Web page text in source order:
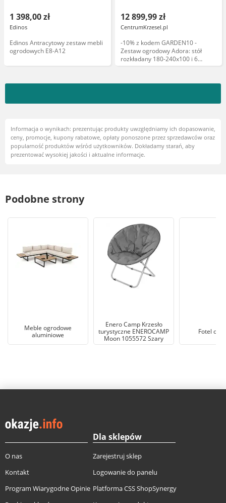
1 398,00 zł
Edinos
Edinos Antracytowy zestaw mebli
ogrodowych E8-A12
12 899,99 zł
CentrumKrzesel.pl
-10% z kodem GARDEN10 -
Zestaw ogrodowy Adora: stół
rozkładany 180-240x100 i 6
krzeseł
Informacja o wynikach: prezentując produkty uwzględniamy ich dopasowanie,
ceny, promocje, kupony rabatowe, opłaty ponoszone przez sprzedawców oraz
popularność produktów wśród użytkowników. Dokładamy starań, aby
prezentować wysokiej jakości i aktualne informacje.
Podobne strony
Meble ogrodowe
aluminiowe
Enero Camp Krzesło
turystyczne ENEROCAMP
Moon 1055572 Szary
Fotel
O nas
Kontakt
Program Wiarygodne Opinie
Dla sklepów
Zarejestruj sklep
Logowanie do panelu
Platforma CSS ShopSynergy